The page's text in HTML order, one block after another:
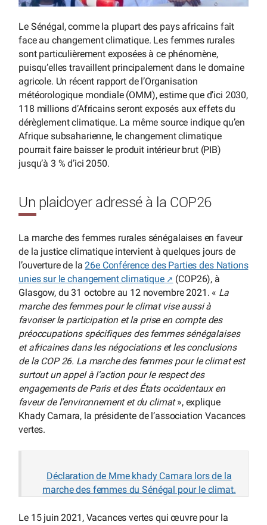
Le Sénégal, comme la plupart des pays africains fait
face au changement climatique. Les femmes rurales
sont particulièrement exposées à ce phénomène,
puisqu’elles travaillent principalement dans le domaine
agricole. Un récent rapport de l’Organisation
météorologique mondiale (OMM), estime que d’ici 2030,
118 millions d’Africains seront exposés aux effets du
dérèglement climatique. La même source indique qu’en
Afrique subsaharienne, le changement climatique
pourrait faire baisser le produit intérieur brut (PIB)
jusqu’à 3 % d’ici 2050.
Un plaidoyer adressé à la COP26
La marche des femmes rurales sénégalaises en faveur
de la justice climatique intervient à quelques jours de
l’ouverture de la26e Conférence des Parties des Nations
unies sur le changement climatique
(COP26), à
Glasgow, du 31 octobre au 12 novembre 2021. « La
marche des femmes pour le climat vise aussi à
favoriser la participation et la prise en compte des
préoccupations spécifiques des femmes sénégalaises
et africaines dans les négociations et les conclusions
de la COP 26. La marche des femmes pour le climat est
surtout un appel à l’action pour le respect des
engagements de Paris et des États occidentaux en
faveur de l’environnement et du climat», explique
Khady Camara, la présidente de l’association Vacances
vertes.
Déclaration de Mme khady Camara lors de la
marche des femmes du Sénégal pour le climat.
Le 15 juin 2021, Vacances vertes qui œuvre pour la